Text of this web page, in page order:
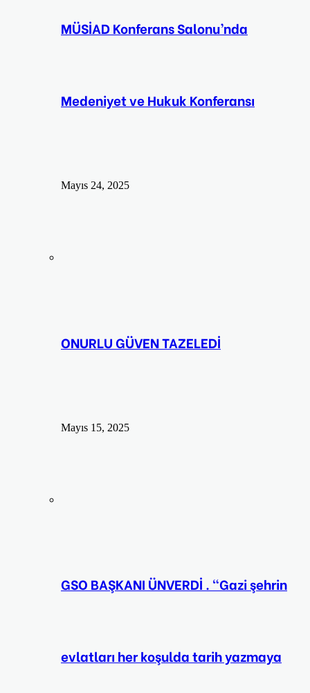
MÜSİAD Konferans Salonu’nda
Medeniyet ve Hukuk Konferansı
Mayıs 24, 2025
ONURLU GÜVEN TAZELEDİ
Mayıs 15, 2025
GSO BAŞKANI ÜNVERDİ . “Gazi şehrin
evlatları her koşulda tarih yazmaya